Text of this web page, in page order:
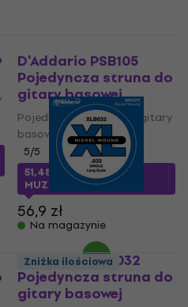
D'Addario PSB105
Pojedyncza struna do
gitary basowej
Pojedyncza struna do gitary
basowej
5/5
51,48 złz kodem
MUZMUZ-5
56,9 zł
Na magazynie
D'Addario XLB032
Pojedyncza struna do
gitary basowej
Zniżka ilościowa